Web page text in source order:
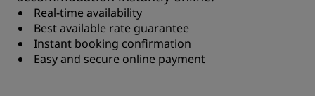
Real-time availability
Best available rate guarantee
Instant booking confirmation
Easy and secure online payment